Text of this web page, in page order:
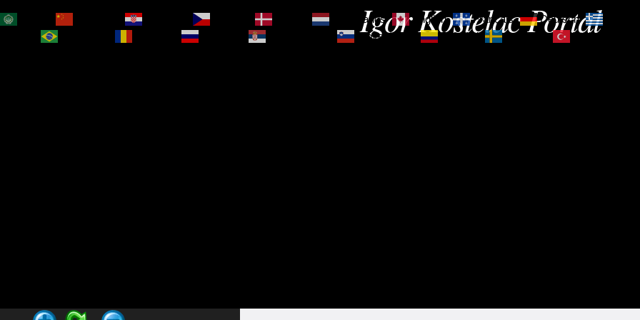
Igor Kostelac Portal
Nederlands English Français Deutsch
Slovenščina Español Svenska Türkçe